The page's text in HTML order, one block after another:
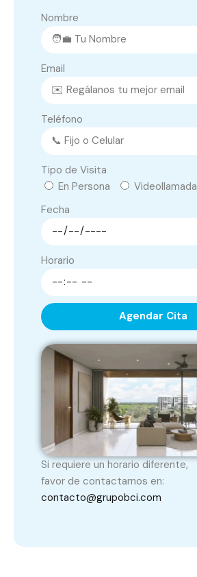
Nombre
Email
Teléfono
Tipo de Visita
En Persona
Videollamada
Fecha
Horario
Agendar Cita
Si requiere un horario diferente,
favor de contactarnos en:
contacto@grupobci.com